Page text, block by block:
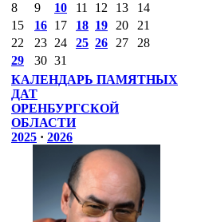
8
9 10 11 12 13
14
15
16 17 18 19 20
21
22
23 24 25 26 27
28
29
30 31
КАЛЕНДАРЬ ПАМЯТНЫХ
ДАТ
ОРЕНБУРГСКОЙ
ОБЛАСТИ
2025 · 2026